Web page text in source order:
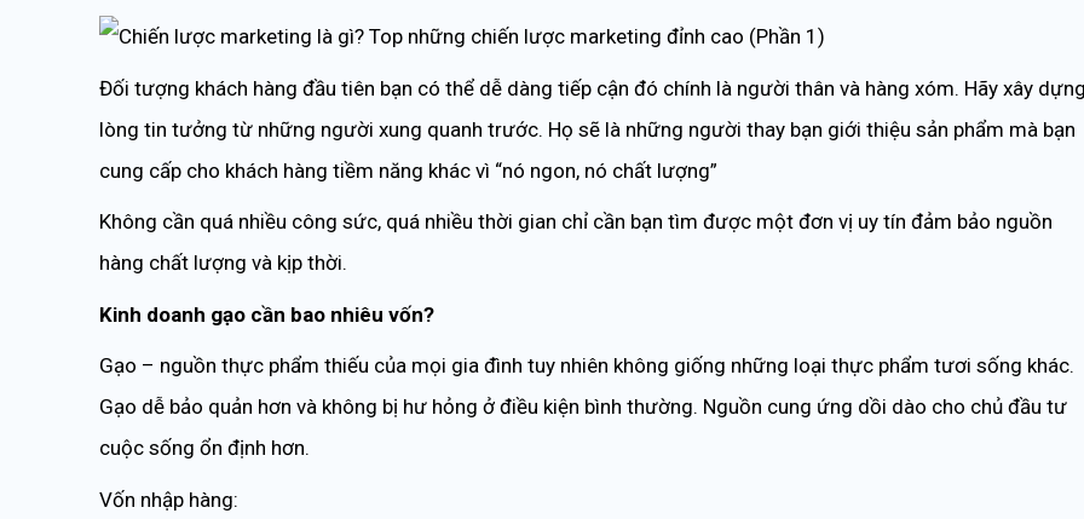
Đối tượng khách hàng đầu tiên bạn có thể dễ dàng tiếp cận đó chính là người thân và hàng xóm. Hãy xây
lòng tin tưởng từ những người xung quanh trước. Họ sẽ là những người thay bạn giới thiệu sản phẩm mà bạn
cung cấp cho khách hàng tiềm năng khác vì “nó ngon, nó chất lượng”
Không cần quá nhiều công sức, quá nhiều thời gian chỉ cần bạn tìm được một đơn vị uy tín đảm bảo nguồn
hàng chất lượng và kịp thời.
Kinh doanh gạo cần bao nhiêu vốn?
Gạo – nguồn thực phẩm thiếu của mọi gia đình tuy nhiên không giống những loại thực phẩm tươi sống khác.
Gạo dễ bảo quản hơn và không bị hư hỏng ở điều kiện bình thường. Nguồn cung ứng dồi dào cho chủ đầu tư
cuộc sống ổn định hơn.
Vốn nhập hàng: